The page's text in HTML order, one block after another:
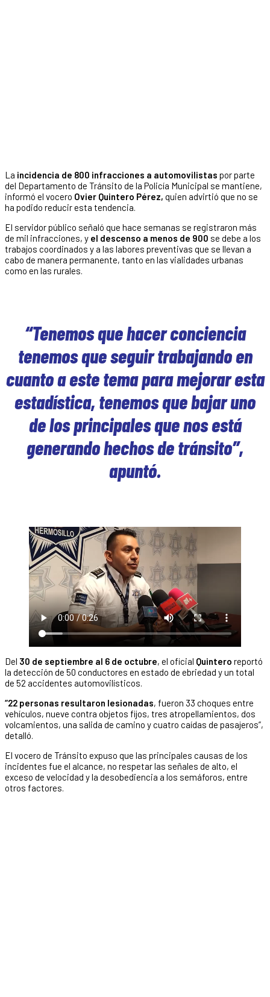
La incidencia de 800 infracciones a automovilistas por parte
del Departamento de Tránsito de la Policía Municipal se mantiene,
informó el vocero Ovier Quintero Pérez, quien advirtió que no se
ha podido reducir esta tendencia.
El servidor público señaló que hace semanas se registraron más
de mil infracciones, y el descenso a menos de 900 se debe a los
trabajos coordinados y a las labores preventivas que se llevan a
cabo de manera permanente, tanto en las vialidades urbanas
como en las rurales.
“Tenemos que hacer conciencia
tenemos que seguir trabajando en
cuanto a este tema para mejorar esta
estadística, tenemos que bajar uno
de los principales que nos está
generando hechos de tránsito”,
apuntó.
Del 30 de septiembre al 6 de octubre, el oficial Quintero reportó
la detección de 50 conductores en estado de ebriedad y un total
de 52 accidentes automovilísticos.
“22 personas resultaron lesionadas, fueron 33 choques entre
vehículos, nueve contra objetos fijos, tres atropellamientos, dos
volcamientos, una salida de camino y cuatro caídas de pasajeros”,
detalló.
El vocero de Tránsito expuso que las principales causas de los
incidentes fue el alcance, no respetar las señales de alto, el
exceso de velocidad y la desobediencia a los semáforos, entre
otros factores.